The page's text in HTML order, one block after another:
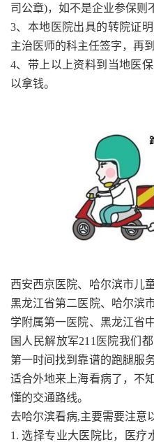
司公章)，如不是企业参保则
3、本地医院出具的转院证
主治医师的科主任签字，再
4、带上以上资料到当地医
以拿钱。
西安西京医院、哈尔滨市儿
黑龙江省第二医院、哈尔滨
学附属第一医院、黑龙江省
国人民解放军211医院我们
第一时间找到靠谱的跑腿服
适合外地来上海看病了，不
懂的交通路线。
去哈尔滨看病,主要需要注意
1. 选择专业大医院比，医疗